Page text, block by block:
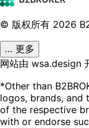
© 版权所有 2026
… 更多
网站由 wsa.design
*Other than
logos, brands, and
of the respective
with or endorse